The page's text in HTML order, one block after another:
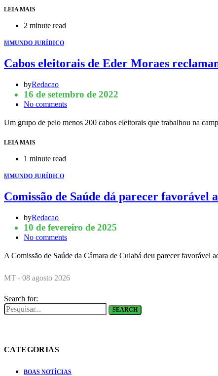
LEIA MAIS
2 minute read
MMUNDO JURÍDICO
Cabos eleitorais de Eder Moraes
byRedacao
16 de setembro de 2022
No comments
Um grupo de pelo menos 200 cabos eleitorais que trabalhou na
LEIA MAIS
1 minute read
MMUNDO JURÍDICO
Comissão de Saúde dá parecer
byRedacao
10 de fevereiro de 2025
No comments
A Comissão de Saúde da Câmara de Cuiabá deu parecer favorável
MT - 08 agosto 2026
Search for:
SEARCH
CATEGORIAS
BOAS NOTÍCIAS